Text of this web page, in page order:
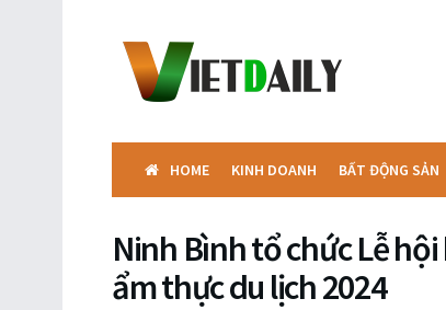
HOME KINH DOANH BẤT ĐỘNG SẢN
Ninh Bình tổ chức Lễ
ẩm thực du lịch 2024